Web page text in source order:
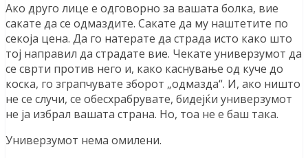
Ако друго лице е одговорно за вашата болка, вие
сакате да се одмаздите. Сакате да му наштетите по
секоја цена. Да го натерате да страда исто како што
тој направил да страдате вие. Чекате универзумот да
се сврти против него и, како каснување од куче до
коска, го зграпчувате зборот „одмазда“. И, ако ништо
не се случи, се обесхрабрувате, бидејќи универзумот
не ја избрал вашата страна. Но, тоа не е баш така.
Универзумот нема омилени.